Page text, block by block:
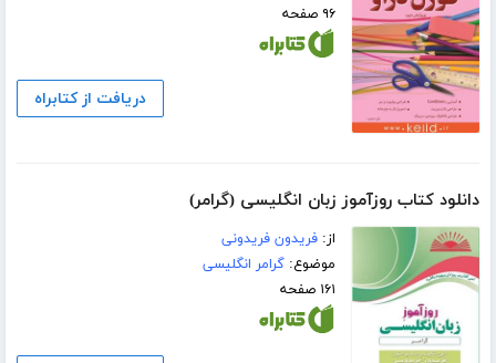
۹۶ صفحه
دریافت از کتابراه
دانلود کتاب روزآموز زبان انگلیسی (گرامر)
از:فریدون فریدونی
موضوع:گرامر انگلیسی
۱۶۱ صفحه